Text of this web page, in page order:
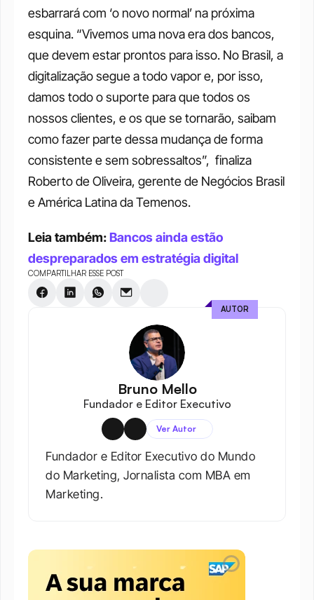
esbarrará com ‘o novo normal’ na próxima
esquina. “Vivemos uma nova era dos bancos,
que devem estar prontos para isso. No Brasil, a
digitalização segue a todo vapor e, por isso,
damos todo o suporte para que todos os
nossos clientes, e os que se tornarão, saibam
como fazer parte dessa mudança de forma
consistente e sem sobressaltos”,  finaliza
Roberto de Oliveira, gerente de Negócios Brasil
e América Latina da Temenos.
Leia também: Bancos ainda estão
despreparados em estratégia digital
COMPARTILHAR ESSE POST
Bruno Mello
Fundador e Editor Executivo
Ver Autor
Fundador e Editor Executivo do Mundo
do Marketing, Jornalista com MBA em
Marketing.
AUTOR